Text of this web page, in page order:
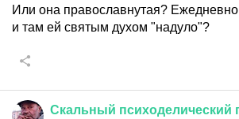
Или она православнутая?
и там ей святым духом "надуло"?
Скальный психоделический